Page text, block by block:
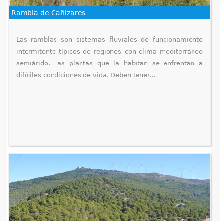
Rambla de Cañizares
Las ramblas son sistemas fluviales de funcionamiento
intermitente típicos de regiones con clima mediterráneo
semiárido. Las plantas que la habitan se enfrentan a
difíciles condiciones de vida. Deben tener...